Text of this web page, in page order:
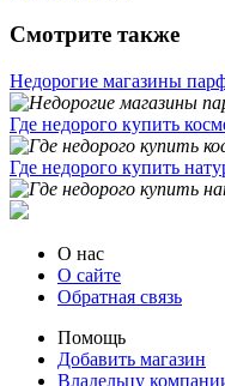
Смотрите также
Недорогие магазины
Где недорого купить
Где недорого купить
О нас
О сайте
Обратная связь
Помощь
Добавить магазин
Владельцу